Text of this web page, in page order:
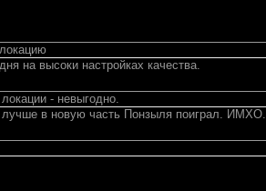
на высоки настройках качества.
- невыгодно.
в новую часть Понзыля поиграл. ИМХО.